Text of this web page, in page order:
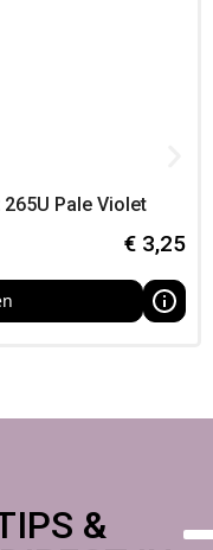
dePosca 5M Sunshine
Crafts – ophalen
en levering is snel
Pale Violet
€ 3,25
&